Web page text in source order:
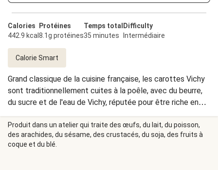
Calories
442.9 kcal
Protéines
8.1g protéines
Temps total
35 minutes
Difficulty
Intermédiaire
Calorie Smart
Grand classique de la cuisine française, les carottes Vichy
sont traditionnellement cuites à la poêle, avec du beurre,
du sucre et de l'eau de Vichy, réputée pour être riche en
bicarbonate de soude et en sodium ce qui leur donne leur
saveur particulière ! Ce soir nous vous proposons de les
déguster avec un filet de canette sauce à l'échalote et
des pommes de terre rôties au persil. Bon appétit !
Produit dans un atelier qui traite des œufs, du lait, du poisson,
des arachides, du sésame, des crustacés, du soja, des fruits à
coque et du blé.